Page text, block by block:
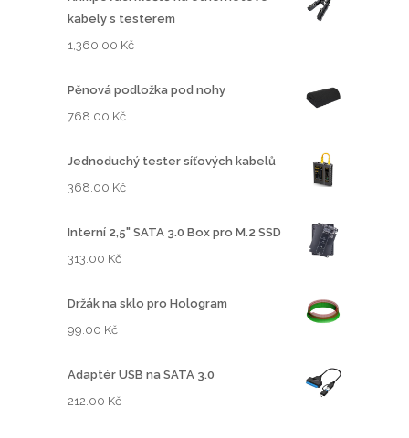
č
.
kabely s testerem
1,360.00 Kč
Pěnová podložka pod nohy
768.00 Kč
Jednoduchý tester síťových kabelů
368.00 Kč
Interní 2,5" SATA 3.0 Box pro M.2 SSD
313.00 Kč
Držák na sklo pro Hologram
99.00 Kč
Adaptér USB na SATA 3.0
212.00 Kč